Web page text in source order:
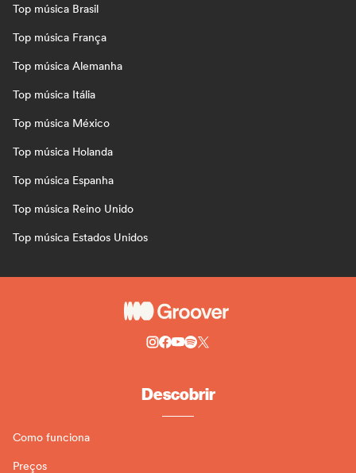
Top música Brasil
Top música França
Top música Alemanha
Top música Itália
Top música México
Top música Holanda
Top música Espanha
Top música Reino Unido
Top música Estados Unidos
Descobrir
Como funciona
Preços